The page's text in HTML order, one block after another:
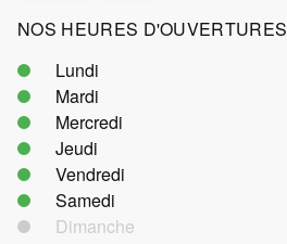
NOS HEURES D'OUVERTURES
Lundi
Mardi
Mercredi
Jeudi
Vendredi
Samedi
Dimanche